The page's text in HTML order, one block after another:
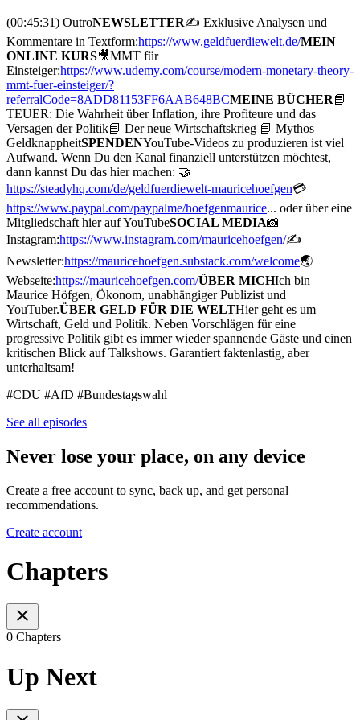
(00:45:31) OutroNEWSLETTER✍️ Exklusive Analysen und
Kommentare in Textform:https://www.geldfuerdiewelt.de/MEIN
ONLINE KURS🎥MMT für
Einsteiger:https://www.udemy.com/course/modern-monetary-theory-
mmt-fuer-einsteiger/?
referralCode=8ADD81153FF6AAB648BCMEINE BÜCHER📘
TEUER: Die Wahrheit über Inflation, ihre Profiteure und das
Versagen der Politik📘 Der neue Wirtschaftskrieg 📘 Mythos
GeldknappheitSPENDENYouTube-Videos zu produzieren ist viel
Aufwand. Wenn Du den Kanal finanziell unterstützen möchtest,
dann kannst Du das hier machen: 🤝
https://steadyhq.com/de/geldfuerdiewelt-mauricehoefgen💳
https://www.paypal.com/paypalme/hoefgenmaurice... oder über eine
Mitgliedschaft hier auf YouTubeSOCIAL MEDIA📸
Instagram:https://www.instagram.com/mauricehoefgen/✍️
Newsletter:https://mauricehoefgen.substack.com/welcome🌏
Webseite:https://mauricehoefgen.com/ÜBER MICHIch bin
Maurice Höfgen, Ökonom, unabhängiger Publizist und
YouTuber.ÜBER GELD FÜR DIE WELTHier geht es um
Wirtschaft, Geld und Politik. Neben Vorschlägen für eine
progressive Politik gibt es immer wieder spannende Gäste und einen
kritischen Blick auf Talkshows. Garantiert faktenlastig, aber
unterhaltsam!
#CDU #AfD #Bundestagswahl
See all episodes
Never lose your place, on any device
Create a free account to sync, back up, and get personal
recommendations.
Create account
Chapters
0 Chapters
Up Next